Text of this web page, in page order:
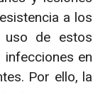
a los
uso de estos
en
Por ello, la